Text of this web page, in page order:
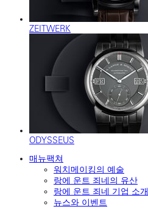
ZEITWERK
ODYSSEUS
매뉴팩쳐
워치메이킹의 예술
랑에 운트 죄네의 유산
랑에 운트 죄네 기업 소개
뉴스와 이벤트